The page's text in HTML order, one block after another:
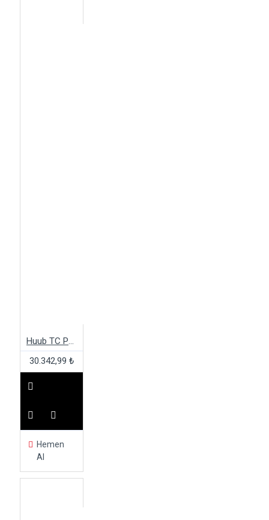
Huub TC Performance 3:3 Kadın Wetsuit
30.342,99 ₺
Hemen
Al